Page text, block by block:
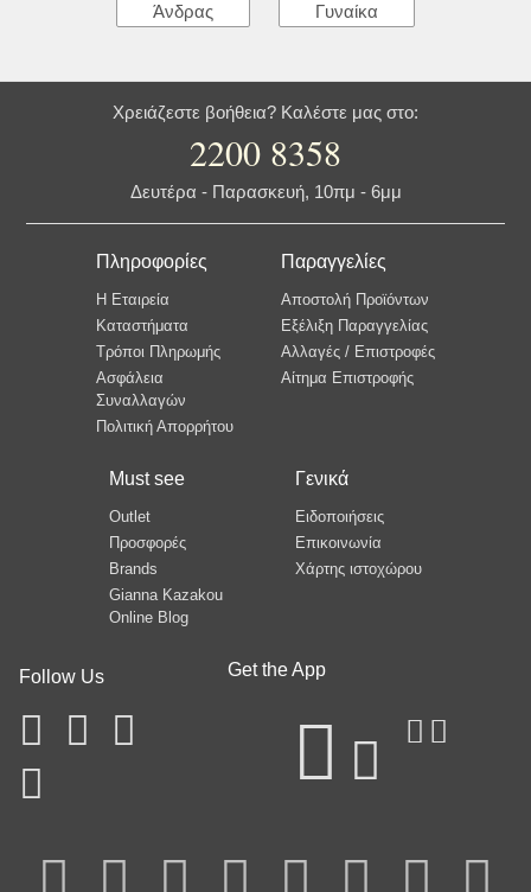
Άνδρας Γυναίκα
Χρειάζεστε βοήθεια? Καλέστε μας στο:
2200 8358
Δευτέρα - Παρασκευή, 10πμ - 6μμ
Πληροφορίες
Η Εταιρεία
Καταστήματα
Τρόποι Πληρωμής
Ασφάλεια
Συναλλαγών
Πολιτική Απορρήτου
Παραγγελίες
Αποστολή Προϊόντων
Εξέλιξη Παραγγελίας
Αλλαγές / Επιστροφές
Αίτημα Επιστροφής
Must see
Outlet
Προσφορές
Brands
Gianna Kazakou
Online Blog
Γενικά
Ειδοποιήσεις
Επικοινωνία
Χάρτης ιστοχώρου
Follow Us Get the App